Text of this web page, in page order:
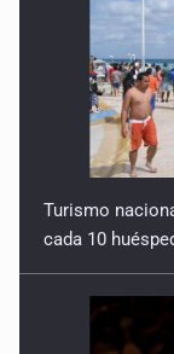
Reimaginar la
18 de Abril de
Sobre el cuerpo
28 de Marzo
La muerte en
¿Qué dicen de
Turismo
cada 10